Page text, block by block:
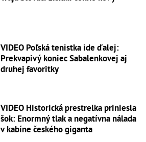
VIDEO Poľská tenistka ide ďalej:
Prekvapivý koniec Sabalenkovej aj
druhej favoritky
VIDEO Historická prestrelka priniesla
šok: Enormný tlak a negatívna nálada
v kabíne českého giganta